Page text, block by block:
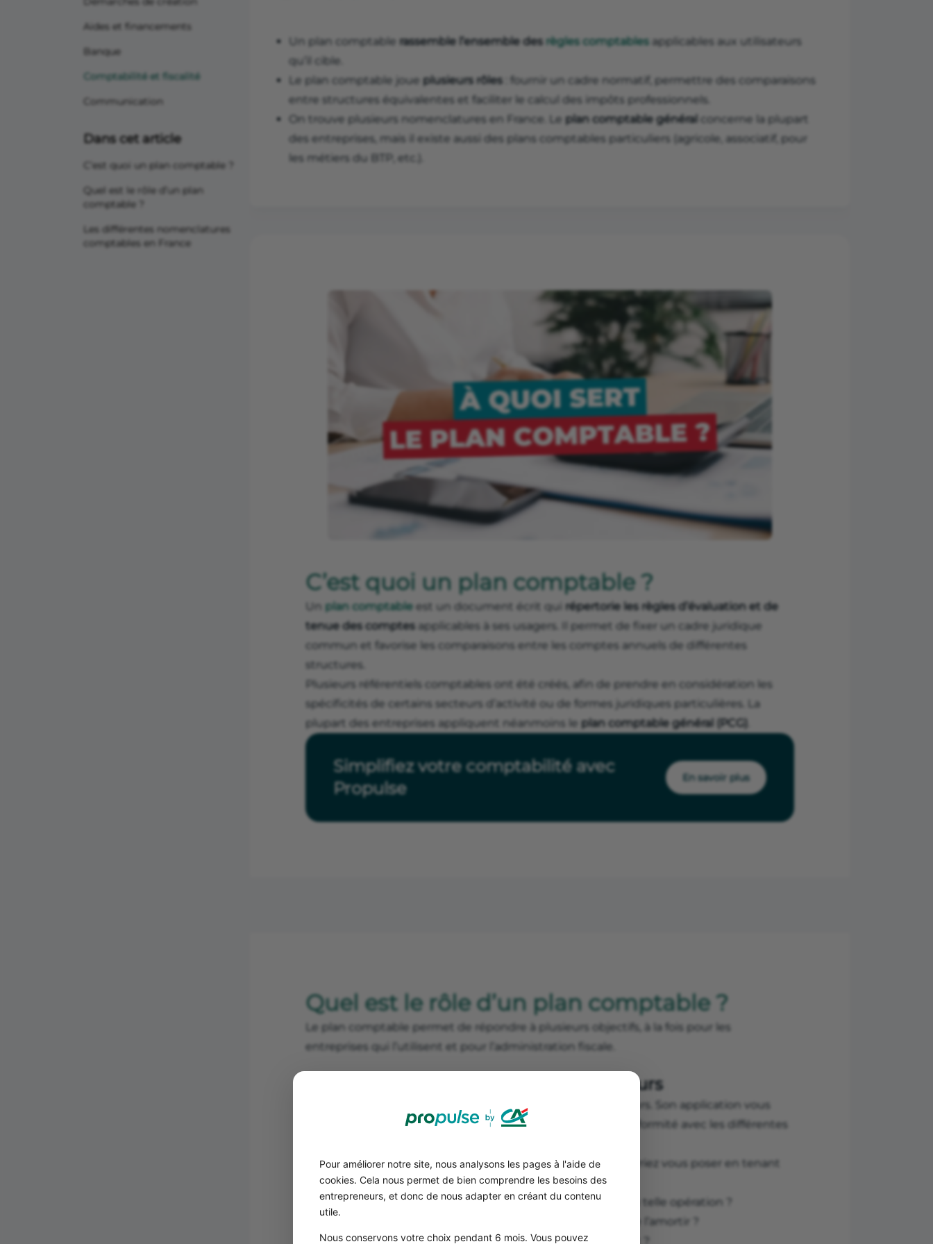
Pour améliorer notre site, nous analysons les pages à l'aide de
cookies. Cela nous permet de bien comprendre les besoins des
entrepreneurs, et donc de nous adapter en créant du contenu
utile.
Nous conservons votre choix pendant 6 mois. Vous pouvez
Aides et financements
Banque
Comptabilité et fiscalité
Communication
Dans cet article
C’est quoi un plan comptable ?
Quel est le rôle d’un plan
comptable ?
Les différentes nomenclatures
comptables en France
Un plan comptable rassemble l’ensemble des règles comptables applicables aux utilisateurs
qu’il cible.
Le plan comptable joue plusieurs rôles : fournir un cadre normatif, permettre des comparaisons
entre structures équivalentes et faciliter le calcul des impôts professionnels.
On trouve plusieurs nomenclatures en France. Le plan comptable général concerne la plupart
des entreprises, mais il existe aussi des plans comptables particuliers (agricole, associatif, pour
les métiers du BTP, etc.).
C’est quoi un plan comptable ?
Un plan comptableest un document écrit qui répertorie les règles d’évaluation et de
tenue des comptes applicables à ses usagers. Il permet de fixer un cadre juridique
commun et favorise les comparaisons entre les comptes annuels de différentes
structures.
Plusieurs référentiels comptables ont été créés, afin de prendre en considération les
spécificités de certains secteurs d’activité ou de formes juridiques particulières. La
plupart des entreprises appliquent néanmoins le plan comptable général (PCG)
Simplifiez votre comptabilité avec
Propulse
En savoir plus
Quel est le rôle d’un plan comptable ?
Le plan comptable permet de répondre à plusieurs objectifs, à la fois pour les
entreprises qui l’utilisent et pour l’administration fiscale.
Fournir un cadre normatif à ses utilisateurs
cadre normatif
à ses utilisateurs. Son application vous
assure du respect de vos obligations légales et de votre conformité avec les différentes
👉 Il vous permet de répondre aux questions que vous pourriez vous poser en tenant
votre comptabilité, dont voici quelques exemples.
Quelschéma d’écriture comptableappliquer pour telle ou telle opération ?
et sur quel rythme l’amortir ?
Commentcomptabiliser les frais de portrelatifs à un achat ?